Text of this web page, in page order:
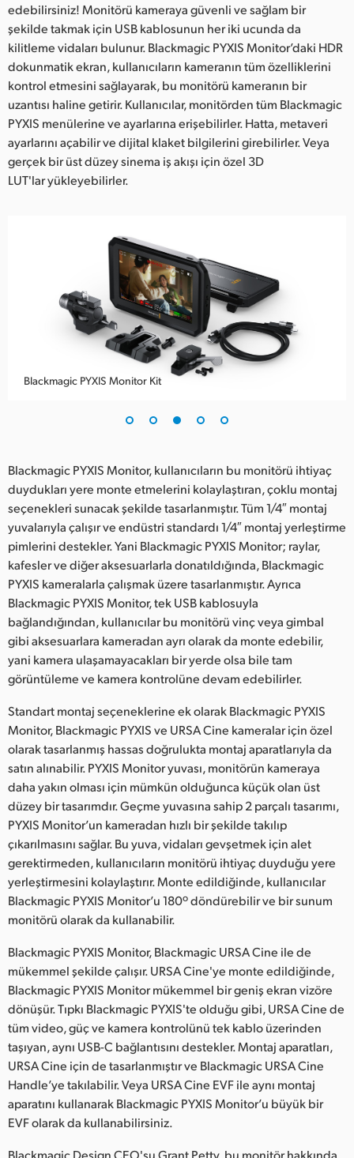
edebilirsiniz! Monitörü kameraya güvenli ve sağlam bir
şekilde takmak için USB kablosunun her iki ucunda da
kilitleme vidaları bulunur. Blackmagic PYXIS Monitor’daki HDR
dokunmatik ekran, kullanıcıların kameranın tüm özelliklerini
kontrol etmesini sağlayarak, bu monitörü kameranın bir
uzantısı haline getirir. Kullanıcılar, monitörden tüm Blackmagic
PYXIS menülerine ve ayarlarına erişebilirler. Hatta, metaveri
ayarlarını açabilir ve dijital klaket bilgilerini girebilirler. Veya
gerçek bir üst düzey sinema iş akışı için özel 3D
LUT'lar yükleyebilirler.
Blackmagic PYXIS Monitor Kit
Blackmagic PYXIS Monitor, kullanıcıların bu monitörü ihtiyaç
duydukları yere monte etmelerini kolaylaştıran, çoklu montaj
seçenekleri sunacak şekilde tasarlanmıştır. Tüm 1/4″ montaj
yuvalarıyla çalışır ve endüstri standardı 1/4″ montaj yerleştirme
pimlerini destekler. Yani Blackmagic PYXIS Monitor; raylar,
kafesler ve diğer aksesuarlarla donatıldığında, Blackmagic
PYXIS kameralarla çalışmak üzere tasarlanmıştır. Ayrıca
Blackmagic PYXIS Monitor, tek USB kablosuyla
bağlandığından, kullanıcılar bu monitörü vinç veya gimbal
gibi aksesuarlara kameradan ayrı olarak da monte edebilir,
yani kamera ulaşamayacakları bir yerde olsa bile tam
görüntüleme ve kamera kontrolüne devam edebilirler.
Standart montaj seçeneklerine ek olarak Blackmagic PYXIS
Monitor, Blackmagic PYXIS ve URSA Cine kameralar için özel
olarak tasarlanmış hassas doğrulukta montaj aparatlarıyla da
satın alınabilir. PYXIS Monitor yuvası, monitörün kameraya
daha yakın olması için mümkün olduğunca küçük olan üst
düzey bir tasarımdır. Geçme yuvasına sahip 2 parçalı tasarımı,
PYXIS Monitor’un kameradan hızlı bir şekilde takılıp
çıkarılmasını sağlar. Bu yuva, vidaları gevşetmek için alet
gerektirmeden, kullanıcıların monitörü ihtiyaç duyduğu yere
yerleştirmesini kolaylaştırır. Monte edildiğinde, kullanıcılar
Blackmagic PYXIS Monitor’u 180º döndürebilir ve bir sunum
monitörü olarak da kullanabilir.
Blackmagic PYXIS Monitor, Blackmagic URSA Cine ile de
mükemmel şekilde çalışır. URSA Cine'ye monte edildiğinde,
Blackmagic PYXIS Monitor mükemmel bir geniş ekran vizöre
dönüşür. Tıpkı Blackmagic PYXIS'te olduğu gibi, URSA Cine de
tüm video, güç ve kamera kontrolünü tek kablo üzerinden
taşıyan, aynı USB-C bağlantısını destekler. Montaj aparatları,
URSA Cine için de tasarlanmıştır ve Blackmagic URSA Cine
Handle’ye takılabilir. Veya URSA Cine EVF ile aynı montaj
aparatını kullanarak Blackmagic PYXIS Monitor’u büyük bir
EVF olarak da kullanabilirsiniz.